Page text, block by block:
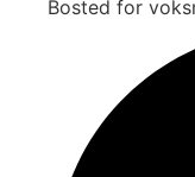
Bosted for